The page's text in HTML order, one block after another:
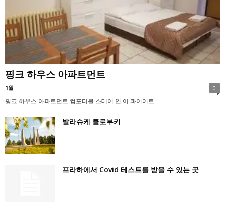
핑크 하우스 아파트먼트
1월 0
핑크 하우스 아파트먼트 컴포터블 스테이 인 어 콰이어트...
발라슈케 클로부키
프라하에서 Covid 테스트를 받을 수 있는 곳